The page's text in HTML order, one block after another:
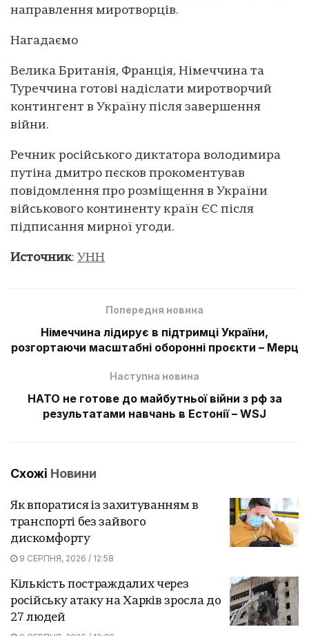
направлення миротворців.
Нагадаємо
Велика Британія, Франція, Німеччина та
Туреччина готові надіслати миротворчий
контингент в Україну після завершення
війни.
Речник російського диктатора володимира
путіна дмитро пєсков прокоментував
повідомлення про розміщення в України
військового континенту країн ЄС після
підписання мирної угоди.
Источник: УНН
Попередня новина
Німеччина лідирує в підтримці України,
розгортаючи масштабні оборонні проєкти – Мерц
Наступна новина
НАТО не готове до майбутньої війни з рф за
результатами навчань в Естонії – WSJ
Схожі Новини
Як впоратися із захитуванням в
транспорті без зайвого
дискомфорту
9 СЕРПНЯ, 2026 / 12:58
Кількість постраждалих через
російську атаку на Харків зросла до
27 людей